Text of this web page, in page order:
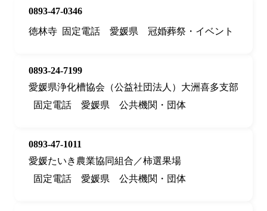
0893-47-0346
徳林寺 固定電話 愛媛県 冠婚葬祭・イベント
0893-24-7199
愛媛県浄化槽協会（公益社団法人）大洲喜多支部
固定電話
愛媛県 公共機関・団体
0893-47-1011
愛媛たいき農業協同組合／柿選果場
固定電話
愛媛県 公共機関・団体